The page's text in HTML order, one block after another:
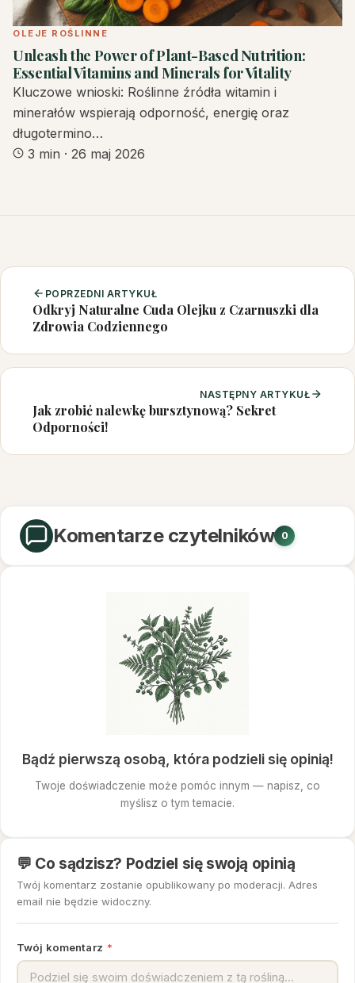
OLEJE ROŚLINNE
Unleash the Power of Plant-Based Nutrition:
Essential Vitamins and Minerals for Vitality
Kluczowe wnioski: Roślinne źródła witamin i
minerałów wspierają odporność, energię oraz
długotermino…
3 min · 26 maj 2026
POPRZEDNI ARTYKUŁ
Odkryj Naturalne Cuda Olejku z Czarnuszki dla
Zdrowia Codziennego
NASTĘPNY ARTYKUŁ
Jak zrobić nalewkę bursztynową? Sekret
Odporności!
Komentarze czytelników 0
Bądź pierwszą osobą, która podzieli się opinią!
Twoje doświadczenie może pomóc innym — napisz, co
myślisz o tym temacie.
💬 Co sądzisz? Podziel się swoją opinią
Twój komentarz zostanie opublikowany po moderacji. Adres
email nie będzie widoczny.
Twój komentarz *